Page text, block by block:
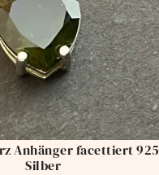
Anhänger facettiert 925
Silber